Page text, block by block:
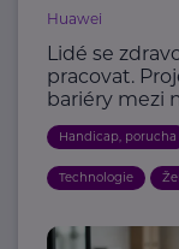
Huawei
Lidé se
pracovat.
bariéry mezi
Handicap, porucha
Technologie